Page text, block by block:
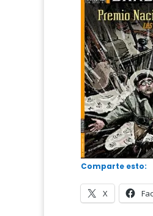
Comparte esto:
X